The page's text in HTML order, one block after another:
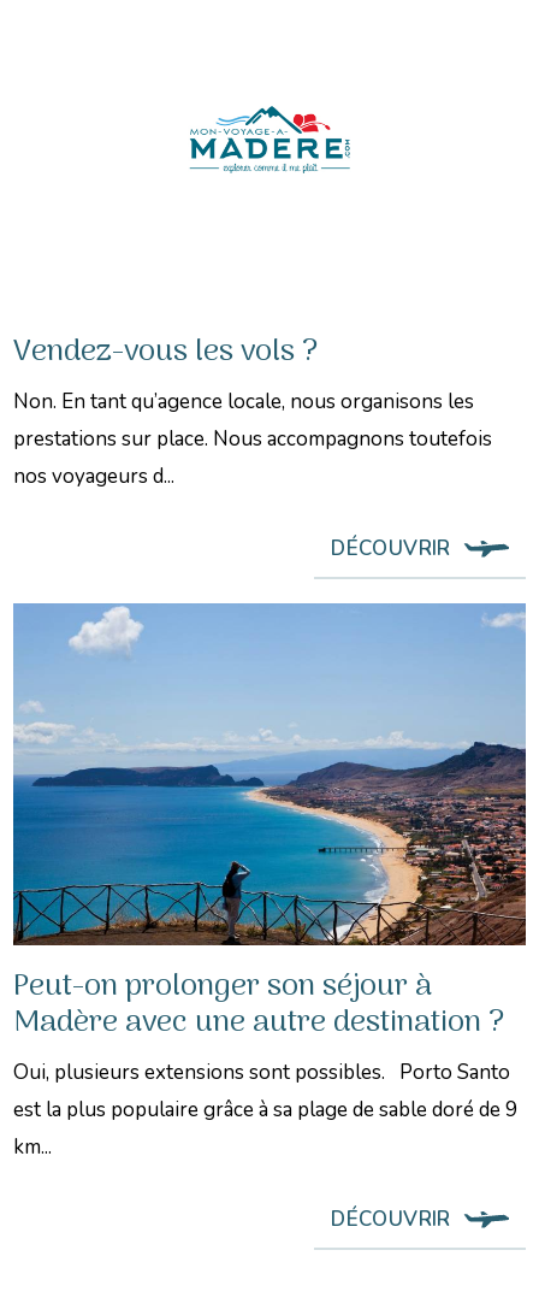
Vendez-vous les vols ?
Non. En tant qu’agence locale, nous organisons les
prestations sur place. Nous accompagnons toutefois
nos voyageurs d...
DÉCOUVRIR
Peut-on prolonger son séjour à
Madère avec une autre destination ?
Oui, plusieurs extensions sont possibles. Porto Santo
est la plus populaire grâce à sa plage de sable doré de 9
km...
DÉCOUVRIR